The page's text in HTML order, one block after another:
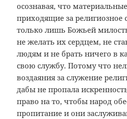
осознавая, что
приходящие за религиозное
только лишь Божьей
не желать ихсердцем, не
людями не брать ничего в
свою службу. Потому что
воздаяния за служение
дабы не пропала
право на то, чтобы народ
пропитание и они